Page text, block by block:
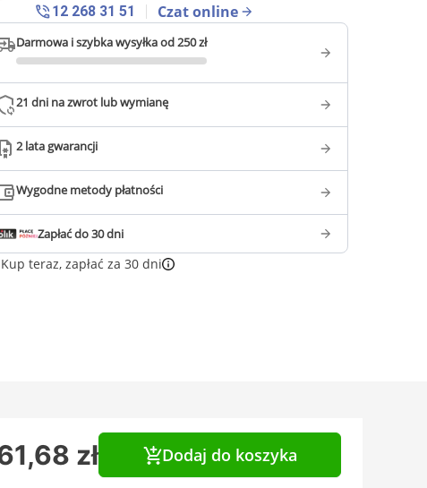
12 268 31 51
Czat online
Darmowa i szybka wysyłka od 250 zł
21 dni na zwrot lub wymianę
2 lata gwarancji
Wygodne metody płatności
Zapłać do 30 dni
Kup teraz, zapłać za 30 dni
zł Dodaj do koszyka